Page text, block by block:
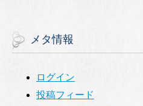
メタ情報
ログイン
投稿フィード